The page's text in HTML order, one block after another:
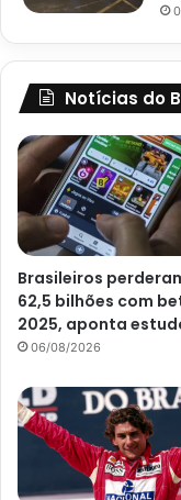
Notícias do
Brasileiros
62,5 bilhões com
2025, aponta
06/08/2026